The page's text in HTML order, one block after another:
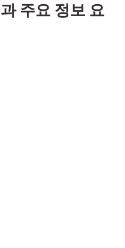
주요 정보 요